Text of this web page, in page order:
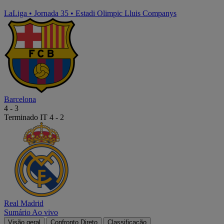
LaLiga • Jornada 35 • Estadi Olimpic Lluis Companys
Barcelona
4 - 3
Terminado IT 4 - 2
Real Madrid
Sumário Ao vivo
Visão geral Confronto Direto Classificação